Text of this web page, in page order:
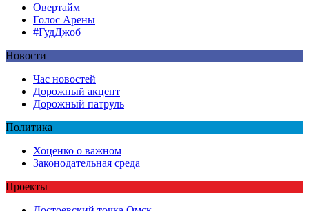
Овертайм
Голос Арены
#ГудДжоб
Новости
Час новостей
Дорожный акцент
Дорожный патруль
Политика
Хоценко о важном
Законодательная среда
Проекты